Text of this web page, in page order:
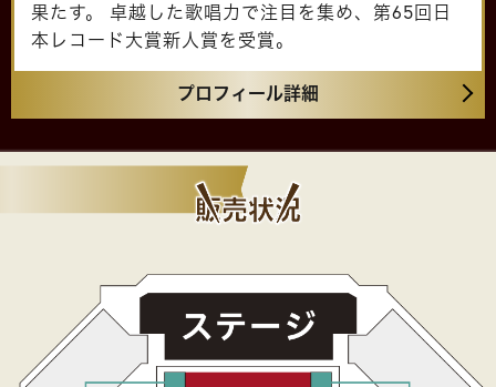
果たす。 卓越した歌唱力で注目を集め、第65回日
本レコード大賞新人賞を受賞。
プロフィール詳細
販売状況
⑦規約をご確認の上、同意→購入の順にボタンを